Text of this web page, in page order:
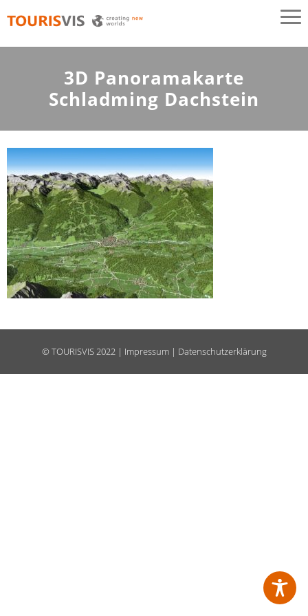
TOURISVIS
3D Panoramakarten aus Österreich
3D Panoramakarte
Schladming Dachstein
©TOURISVIS2022 | Impressum| Datenschutzerklärung